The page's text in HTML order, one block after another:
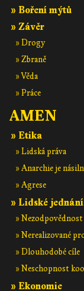
» Boření mýtů
» Závěr
» Drogy
» Zbraně
» Věda
» Práce
AMEN
» Etika
» Lidská práva
» Anarchie je
» Agrese
» Lidské jednání
» Nezodpovědnost
» Nerealizované
» Dlouhodobé cíle
» Neschopnost
» Ekonomie